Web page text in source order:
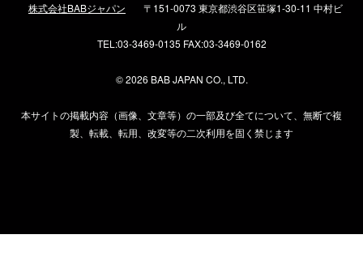
株式会社BABジャパン
〒151-0073 東京都渋谷区笹塚1-30-11 中村ビ
ル
TEL:03-3469-0135 FAX:03-3469-0162
©2026 BAB JAPAN CO., LTD.
本サイトの掲載内容（画像、文章等）の一部及び全てについて、無断で複
製、転載、転用、改変等の二次利用を固く禁じます